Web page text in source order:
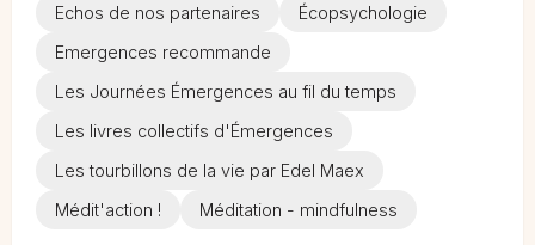
Echos de nos partenaires
Écopsychologie
Emergences recommande
Les Journées Émergences au fil du temps
Les livres collectifs d'Émergences
Les tourbillons de la vie par Edel Maex
Médit'action !
Méditation - mindfulness